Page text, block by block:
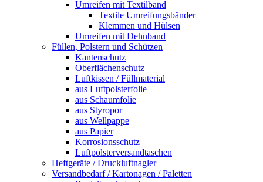
Umreifen mit Textilband
Textile Umreifungsbänder
Klemmen und Hülsen
Umreifen mit Dehnband
Füllen, Polstern und Schützen
Kantenschutz
Oberflächenschutz
Luftkissen / Füllmaterial
aus Luftpolsterfolie
aus Schaumfolie
aus Styropor
aus Wellpappe
aus Papier
Korrosionsschutz
Luftpolsterversandtaschen
Heftgeräte / Druckluftnagler
Versandbedarf / Kartonagen / Paletten